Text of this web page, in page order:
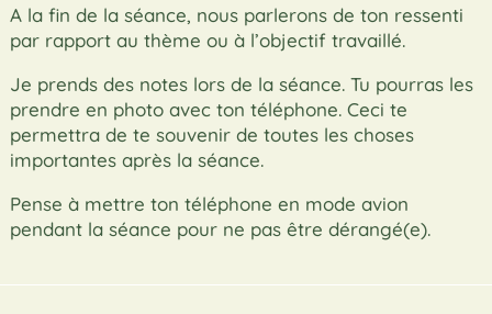
A la fin de la séance, nous parlerons de ton ressenti
par rapport au thème ou à l’objectif travaillé.
Je prends des notes lors de la séance. Tu pourras les
prendre en photo avec ton téléphone. Ceci te
permettra de te souvenir de toutes les choses
importantes après la séance.
Pense à mettre ton téléphone en mode avion
pendant la séance pour ne pas être dérangé(e).